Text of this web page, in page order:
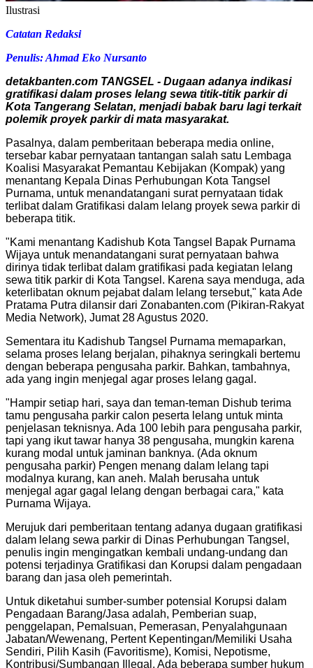
Ilustrasi
Catatan Redaksi
Penulis: Ahmad Eko Nursanto
detakbanten.com TANGSEL - Dugaan adanya indikasi
gratifikasi dalam proses lelang sewa titik-titik parkir di
Kota Tangerang Selatan, menjadi babak baru lagi terkait
polemik proyek parkir di mata masyarakat.
Pasalnya, dalam pemberitaan beberapa media online,
tersebar kabar pernyataan tantangan salah satu Lembaga
Koalisi Masyarakat Pemantau Kebijakan (Kompak) yang
menantang Kepala Dinas Perhubungan Kota Tangsel
Purnama, untuk menandatangani surat pernyataan tidak
terlibat dalam Gratifikasi dalam lelang proyek sewa parkir di
beberapa titik.
"Kami menantang Kadishub Kota Tangsel Bapak Purnama
Wijaya untuk menandatangani surat pernyataan bahwa
dirinya tidak terlibat dalam gratifikasi pada kegiatan lelang
sewa titik parkir di Kota Tangsel. Karena saya menduga, ada
keterlibatan oknum pejabat dalam lelang tersebut," kata Ade
Pratama Putra dilansir dari Zonabanten.com (Pikiran-Rakyat
Media Network), Jumat 28 Agustus 2020.
Sementara itu Kadishub Tangsel Purnama memaparkan,
selama proses lelang berjalan, pihaknya seringkali bertemu
dengan beberapa pengusaha parkir. Bahkan, tambahnya,
ada yang ingin menjegal agar proses lelang gagal.
"Hampir setiap hari, saya dan teman-teman Dishub terima
tamu pengusaha parkir calon peserta lelang untuk minta
penjelasan teknisnya. Ada 100 lebih para pengusaha parkir,
tapi yang ikut tawar hanya 38 pengusaha, mungkin karena
kurang modal untuk jaminan banknya. (Ada oknum
pengusaha parkir) Pengen menang dalam lelang tapi
modalnya kurang, kan aneh. Malah berusaha untuk
menjegal agar gagal lelang dengan berbagai cara," kata
Purnama Wijaya.
Merujuk dari pemberitaan tentang adanya dugaan gratifikasi
dalam lelang sewa parkir di Dinas Perhubungan Tangsel,
penulis ingin mengingatkan kembali undang-undang dan
potensi terjadinya Gratifikasi dan Korupsi dalam pengadaan
barang dan jasa oleh pemerintah.
Untuk diketahui sumber-sumber potensial Korupsi dalam
Pengadaan Barang/Jasa adalah, Pemberian suap,
penggelapan, Pemalsuan, Pemerasan, Penyalahgunaan
Jabatan/Wewenang, Pertent Kepentingan/Memiliki Usaha
Sendiri, Pilih Kasih (Favoritisme), Komisi, Nepotisme,
Kontribusi/Sumbangan Illegal. Ada beberapa sumber hukum